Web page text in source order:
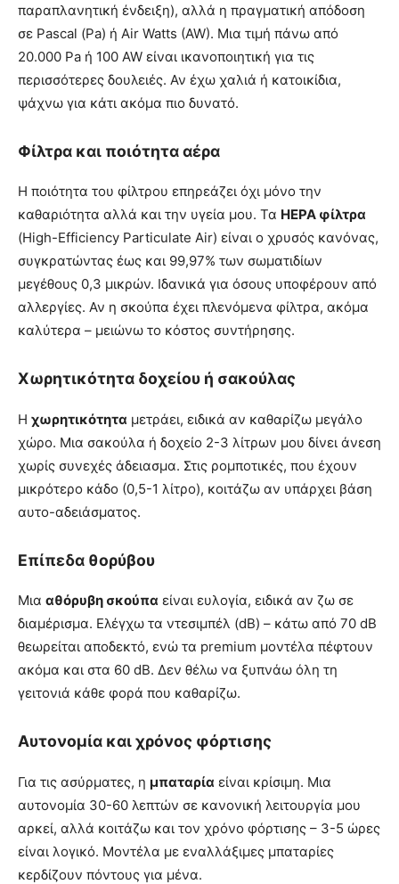
παραπλανητική ένδειξη), αλλά η πραγματική απόδοση
σε Pascal (Pa) ή Air Watts (AW). Μια τιμή πάνω από
20.000 Pa ή 100 AW είναι ικανοποιητική για τις
περισσότερες δουλειές. Αν έχω χαλιά ή κατοικίδια,
ψάχνω για κάτι ακόμα πιο δυνατό.
Φίλτρα και ποιότητα αέρα
Η ποιότητα του φίλτρου επηρεάζει όχι μόνο την
καθαριότητα αλλά και την υγεία μου. Τα HEPA φίλτρα
(High-Efficiency Particulate Air) είναι ο χρυσός κανόνας,
συγκρατώντας έως και 99,97% των σωματιδίων
μεγέθους 0,3 μικρών. Ιδανικά για όσους υποφέρουν από
αλλεργίες. Αν η σκούπα έχει πλενόμενα φίλτρα, ακόμα
καλύτερα – μειώνω το κόστος συντήρησης.
Χωρητικότητα δοχείου ή σακούλας
Η χωρητικότητα μετράει, ειδικά αν καθαρίζω μεγάλο
χώρο. Μια σακούλα ή δοχείο 2-3 λίτρων μου δίνει άνεση
χωρίς συνεχές άδειασμα. Στις ρομποτικές, που έχουν
μικρότερο κάδο (0,5-1 λίτρο), κοιτάζω αν υπάρχει βάση
αυτο-αδειάσματος.
Επίπεδα θορύβου
Μια αθόρυβη σκούπα είναι ευλογία, ειδικά αν ζω σε
διαμέρισμα. Ελέγχω τα ντεσιμπέλ (dB) – κάτω από 70 dB
θεωρείται αποδεκτό, ενώ τα premium μοντέλα πέφτουν
ακόμα και στα 60 dB. Δεν θέλω να ξυπνάω όλη τη
γειτονιά κάθε φορά που καθαρίζω.
Αυτονομία και χρόνος φόρτισης
Για τις ασύρματες, η μπαταρία είναι κρίσιμη. Μια
αυτονομία 30-60 λεπτών σε κανονική λειτουργία μου
αρκεί, αλλά κοιτάζω και τον χρόνο φόρτισης – 3-5 ώρες
είναι λογικό. Μοντέλα με εναλλάξιμες μπαταρίες
κερδίζουν πόντους για μένα.